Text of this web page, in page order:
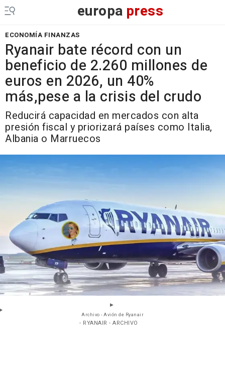
europa press
ECONOMÍA FINANZAS
Ryanair bate récord con un
beneficio de 2.260 millones de
euros en 2026, un 40%
más,pese a la crisis del crudo
Reducirá capacidad en mercados con alta
presión fiscal y priorizará países como Italia,
Albania o Marruecos
Archivo - Avión de Ryanair
- RYANAIR - ARCHIVO